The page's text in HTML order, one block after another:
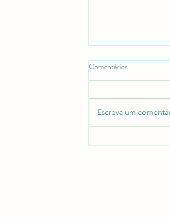
Gravidez. O fim da
Comentários
Escreva um